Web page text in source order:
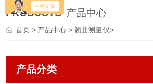
PRODUCTS 产品中心
首页> 产品中心> 翘曲测量仪>
产品分类